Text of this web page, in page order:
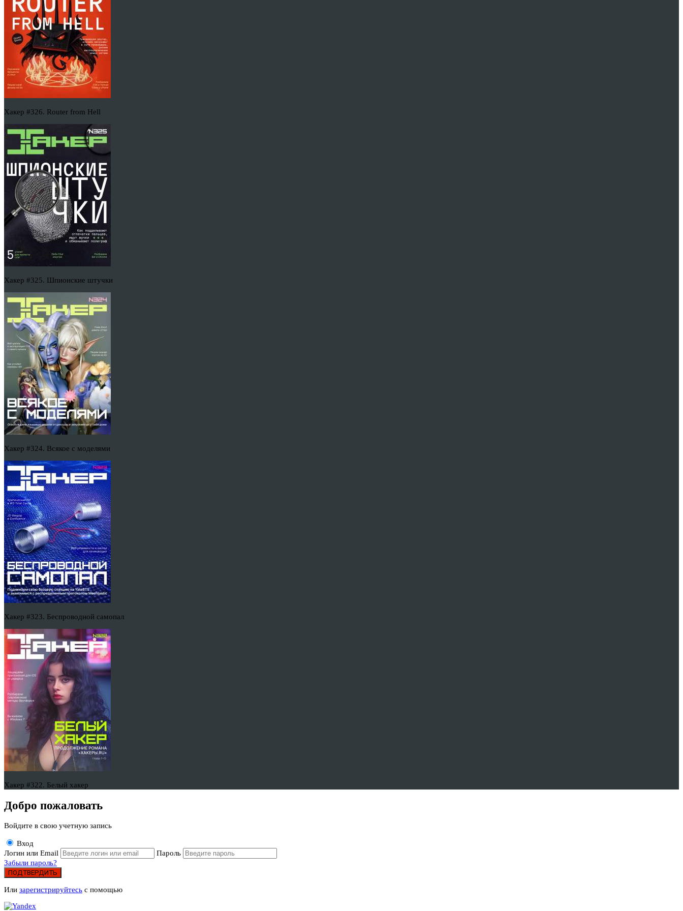
Хакер #326. Router from Hell
Хакер #325. Шпионские штучки
Хакер #324. Всякое с моделями
Хакер #323. Беспроводной самопал
Хакер #322. Белый хакер
Добро пожаловать
Войдите в свою учетную запись
Вход
Логин или Email
Пароль
Забыли пароль?
ПОДТВЕРДИТЬ
Или зарегистрируйтесь с помощью